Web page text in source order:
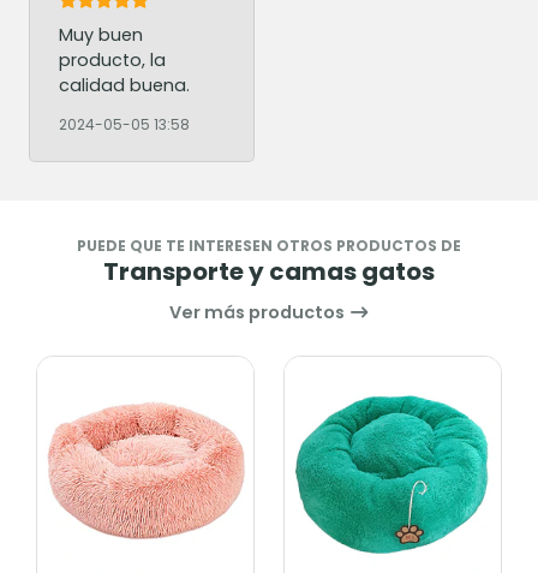
Muy buen
producto, la
calidad buena.
2024-05-05 13:58
PUEDE QUE TE INTERESEN OTROS PRODUCTOS DE
Transporte y camas gatos
Ver más productos